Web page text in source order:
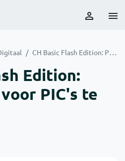
CH Basic Flash Edition: Programma voor PIC's te proggen
Edition:
PIC's te